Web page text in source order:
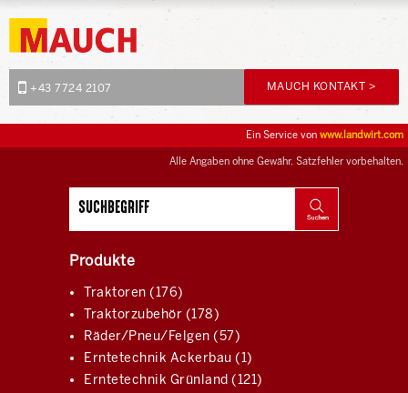
+43 7724 2107 MAUCH KONTAKT >
Alle Angaben ohne Gewähr. Satzfehler vorbehalten.
Ein Service von www.landwirt.com
Produkte
Traktoren (176)
Traktorzubehör (178)
Räder/Pneu/Felgen (57)
Erntetechnik Ackerbau (1)
Erntetechnik Grünland (121)